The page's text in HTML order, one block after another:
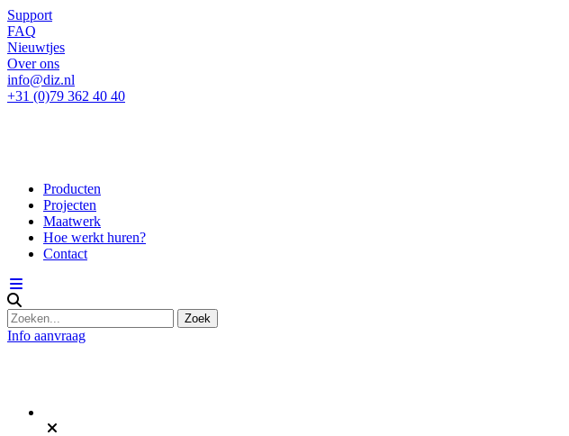
Support
FAQ
Nieuwtjes
Over ons
info@diz.nl
+31 (0)79 362 40 40
Producten
Projecten
Maatwerk
Hoe werkt huren?
Contact
Info aanvraag